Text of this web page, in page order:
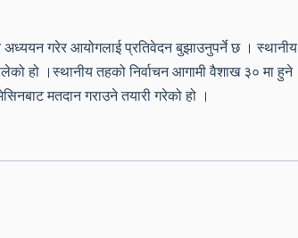
अध्ययन गरेर आयोगलाई प्रतिवेदन बुझाउनुपर्ने छ । स्थानीय
हो ।स्थानीय तहको निर्वाचन आगामी वैशाख ३० मा हुने
मतदान गराउने तयारी गरेको हो ।